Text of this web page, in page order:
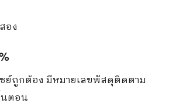
อง
ย์ถูกต้อง มีหมายเลขพัสดุติดตาม
นตอน